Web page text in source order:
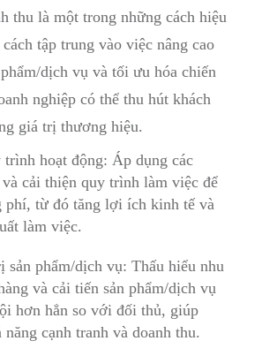
thu là một trong những cách hiệu
tập trung vào việc nâng cao
dịch vụ và tối ưu hóa chiến
nghiệp có thể thu hút khách
giá trị thương hiệu.
hoạt động: Áp dụng các
cải thiện quy trình làm việc để
phí, từ đó tăng lợi ích kinh tế và
làm việc.
sản phẩm/dịch vụ: Thấu hiểu nhu
và cải tiến sản phẩm/dịch vụ
hơn hẳn so với đối thủ, giúp
cạnh tranh và doanh thu.